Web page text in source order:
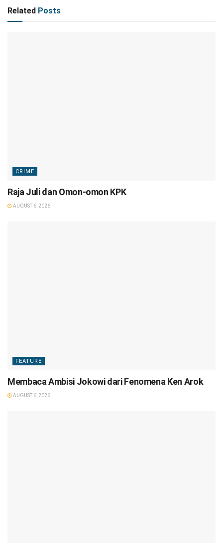
Related Posts
CRIME
Raja Juli dan Omon-omon KPK
AUGUST 6, 2026
FEATURE
Membaca Ambisi Jokowi dari Fenomena Ken Arok
AUGUST 6, 2026